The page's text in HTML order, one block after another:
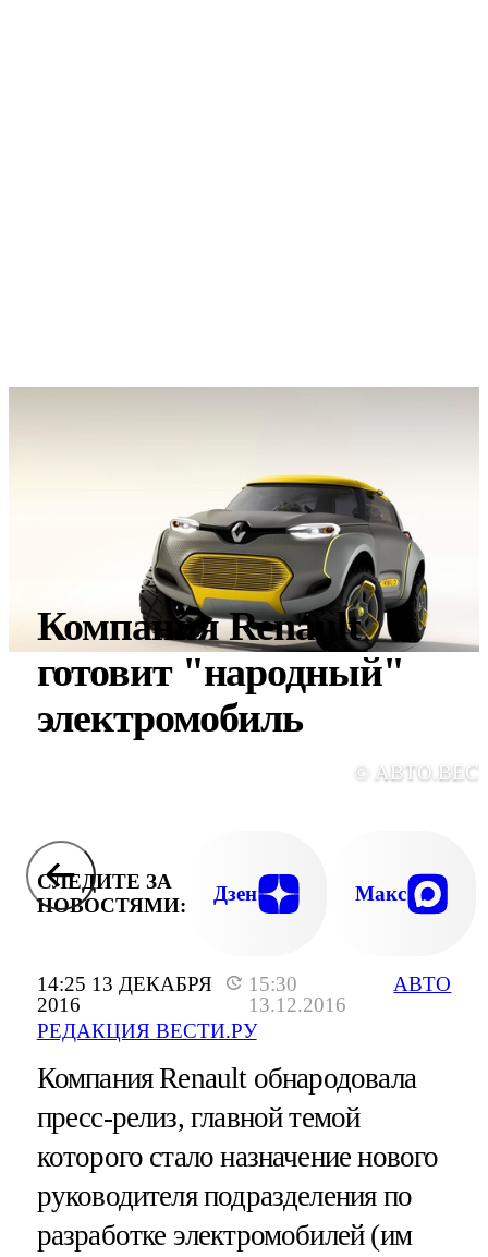
14:25 13 ДЕКАБРЯ
2016
15:30
13.12.2016
РЕДАКЦИЯ ВЕСТИ.РУ
АВТО
Компания Renault
готовит "народный"
электромобиль
©
СЛЕДИТЕ ЗА
НОВОСТЯМИ:
Дзен Макс
Компания Renault обнародовала
пресс-релиз, главной темой
которого стало назначение нового
руководителя подразделения по
разработке электромобилей (им